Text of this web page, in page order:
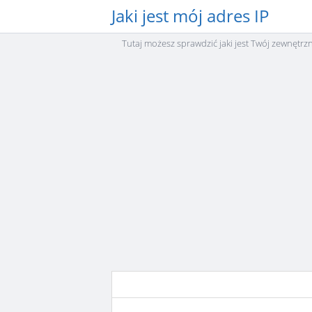
Jaki jest mój adres IP
Tutaj możesz sprawdzić jaki jest Twój